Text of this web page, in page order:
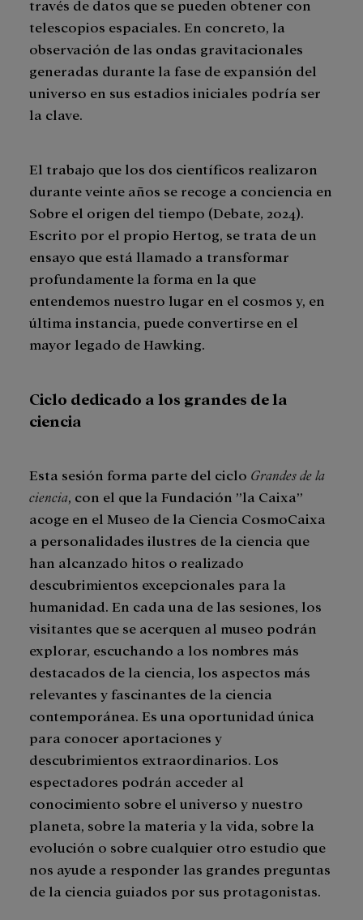
través de datos que se pueden obtener con
telescopios espaciales. En concreto, la
observación de las ondas gravitacionales
generadas durante la fase de expansión del
universo en sus estadios iniciales podría ser
la clave.
El trabajo que los dos científicos realizaron
durante veinte años se recoge a conciencia en
Sobre el origen del tiempo (Debate, 2024).
Escrito por el propio Hertog, se trata de un
ensayo que está llamado a transformar
profundamente la forma en la que
entendemos nuestro lugar en el cosmos y, en
última instancia, puede convertirse en el
mayor legado de Hawking.
Ciclo dedicado a los grandes de la
ciencia
Esta sesión forma parte del ciclo Grandes de la
ciencia, con el que la Fundación ”la Caixa”
acoge en el Museo de la Ciencia CosmoCaixa
a personalidades ilustres de la ciencia que
han alcanzado hitos o realizado
descubrimientos excepcionales para la
humanidad. En cada una de las sesiones, los
visitantes que se acerquen al museo podrán
explorar, escuchando a los nombres más
destacados de la ciencia, los aspectos más
relevantes y fascinantes de la ciencia
contemporánea. Es una oportunidad única
para conocer aportaciones y
descubrimientos extraordinarios. Los
espectadores podrán acceder al
conocimiento sobre el universo y nuestro
planeta, sobre la materia y la vida, sobre la
evolución o sobre cualquier otro estudio que
nos ayude a responder las grandes preguntas
de la ciencia guiados por sus protagonistas.